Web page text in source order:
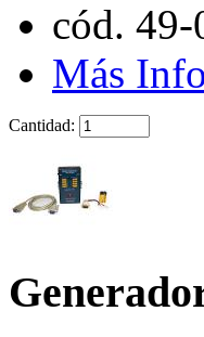
cód.
Más
Cantidad: